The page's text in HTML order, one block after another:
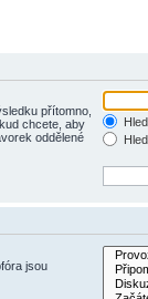
přítomno,
chcete, aby
oddělené
jsou